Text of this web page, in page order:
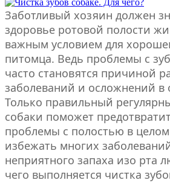
Заботливый хозяин должен
здоровье ротовой полости
важным условием для
питомца. Ведь проблемы с
часто становятся причиной
заболеваний и осложнений в
Только правильный
собаки поможет
проблемы с полостью в
избежать многих
неприятного запаха изо рта
чего выполняется чистка